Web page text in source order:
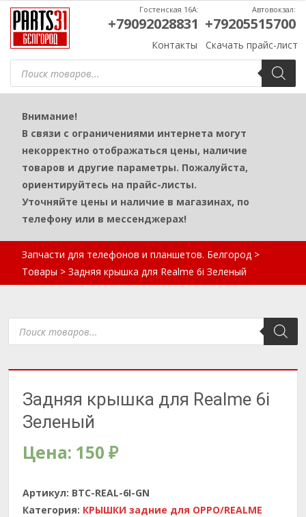
Поиск
товаров
Контакты Скачать прайс-лист
Гостенская 16А:
+79092028831
Автовокзал:
+79205515700
Внимание!
В связи с ограничениями интернета могут
некорректно отображаться цены, наличие
товаров и другие параметры. Пожалуйста,
ориентируйтесь на прайс-листы.
Уточняйте цены и наличие в магазинах, по
телефону или в мессенджерах!
Запчасти для телефонов и планшетов. Белгород >
Товары > Задняя крышка для Realme 6i Зеленый
Поиск
товаров
Задняя крышка для Realme 6i
Зеленый
Цена: 150 ₽
Артикул: BTC-REAL-6I-GN
Категория: КРЫШКИ задние для OPPO/REALME